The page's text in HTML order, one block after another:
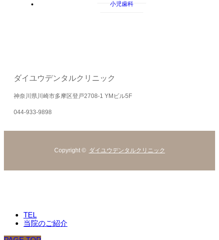
小児歯科
ダイユウデンタルクリニック
神奈川県川崎市多摩区登戸2708-1 YMビル5F
044-933-9898
Copyright © ダイユウデンタルクリニック
TEL
当院のご紹介